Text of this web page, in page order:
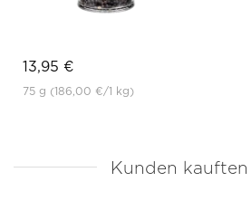
13,95 €
75 g (186,00 €/1 kg)
Kunden